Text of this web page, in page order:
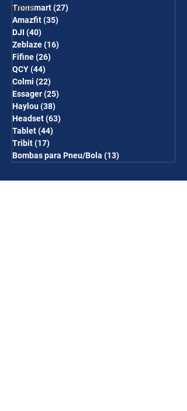
Gimbal
Tronsmart(27)
Amazfit(35)
DJI (40)
Zeblaze(16)
Fifine(26)
QCY(44)
Colmi (22)
Essager(25)
Haylou(38)
Headset(63)
Tablet(44)
Tribit(17)
Bombas para Pneu/Bola (13)